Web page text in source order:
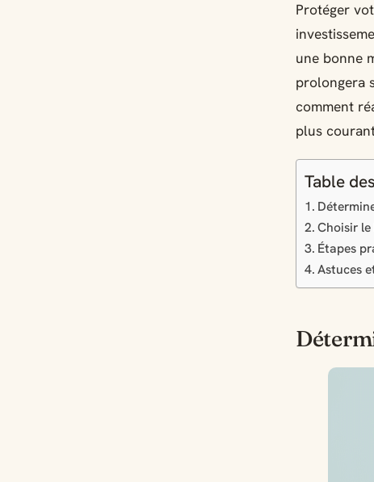
Protéger
une bonne
prolongera
comment
plus
Table
Choisir
Étapes
Astuces